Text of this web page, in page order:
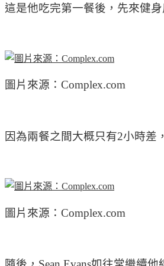
這是他吃完第一餐後，先來健身
圖片來源：Complex.com
因為兩餐之間大概只有2小時差
圖片來源：Complex.com